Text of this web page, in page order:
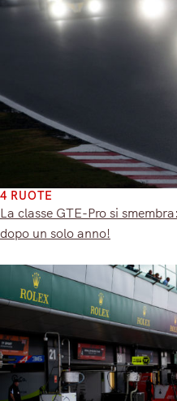
4 RUOTE
La classe GTE-Pro si
dopo un solo anno!